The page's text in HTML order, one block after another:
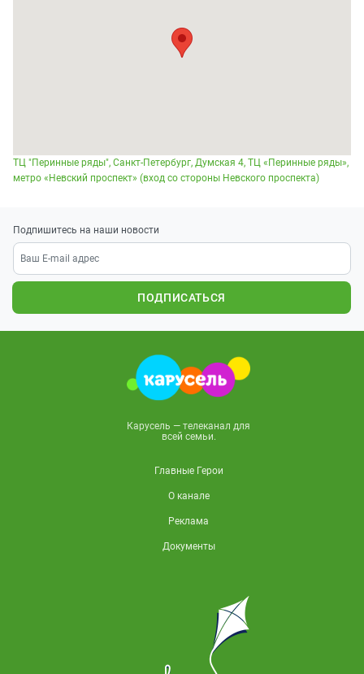
ТЦ "Перинные ряды", Санкт-Петербург, Думская 4, ТЦ «Перинные ряды»,
метро «Невский проспект» (вход со стороны Невского проспекта)
Подпишитесь на наши новости
ПОДПИСАТЬСЯ
Карусель — телеканал для
всей семьи.
Главные Герои
О канале
Реклама
Документы